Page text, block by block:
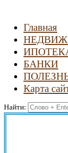
Главная
БАНКИ
Карта
Найти: